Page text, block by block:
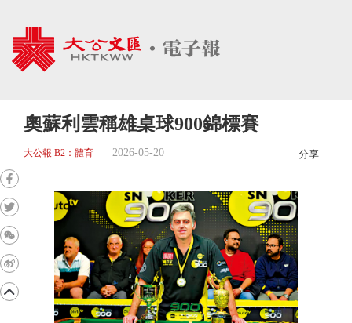
奧蘇利雲稱雄桌球900錦標賽
大公報 B2：體育 2026-05-20 分享